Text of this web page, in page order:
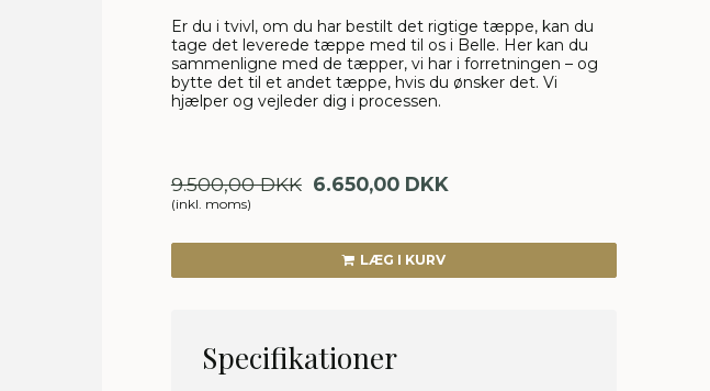
Er du i tvivl, om du har bestilt det rigtige tæppe, kan du
tage det leverede tæppe med til os i Belle. Her kan du
sammenligne med de tæpper, vi har i forretningen – og
bytte det til et andet tæppe, hvis du ønsker det. Vi
hjælper og vejleder dig i processen.
6.650,00 DKK
9.500,00 DKK
(inkl. moms)
LÆG I KURV
Specifikationer